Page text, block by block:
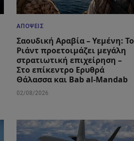
ΑΠΌΨΕΙΣ
Σαουδική Αραβία – Υεμένη: Το
Ριάντ προετοιμάζει μεγάλη
στρατιωτική επιχείρηση –
Στο επίκεντρο Ερυθρά
Θάλασσα και Bab al-Mandab
02/08/2026